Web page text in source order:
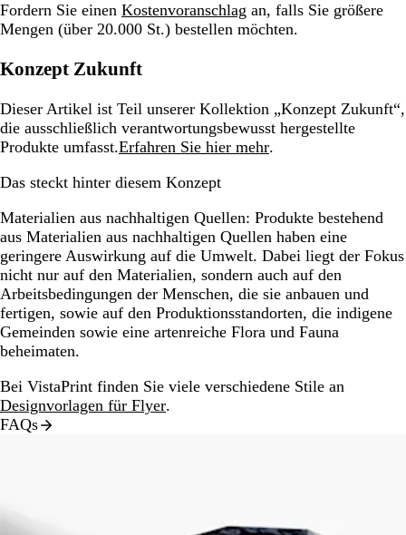
Fordern Sie einen Kostenvoranschlag an, falls Sie größere
Mengen (über 20.000 St.) bestellen möchten.
Konzept Zukunft
Dieser Artikel ist Teil unserer Kollektion „Konzept Zukunft“,
die ausschließlich verantwortungsbewusst hergestellte
Produkte umfasst.Erfahren Sie hier mehr.
Das steckt hinter diesem Konzept
Materialien aus nachhaltigen Quellen: Produkte bestehend
aus Materialien aus nachhaltigen Quellen haben eine
geringere Auswirkung auf die Umwelt. Dabei liegt der Fokus
nicht nur auf den Materialien, sondern auch auf den
Arbeitsbedingungen der Menschen, die sie anbauen und
fertigen, sowie auf den Produktionsstandorten, die indigene
Gemeinden sowie eine artenreiche Flora und Fauna
beheimaten.
Bei VistaPrint finden Sie viele verschiedene Stile an
Designvorlagen für Flyer.
FAQs